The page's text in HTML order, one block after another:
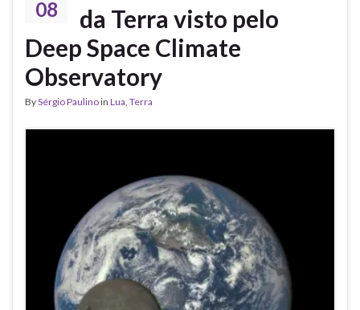
08
da Terra visto pelo
Deep Space Climate
Observatory
BySérgio Paulinoin Lua, Terra